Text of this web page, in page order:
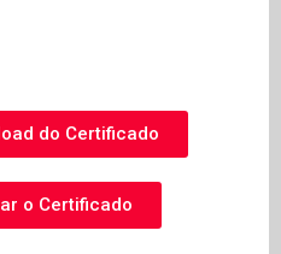
do Certificado
o Certificado